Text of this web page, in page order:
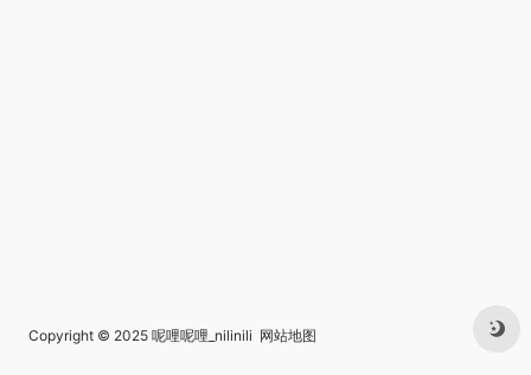
Copyright © 2025 呢哩呢哩_nilinili 网站地图